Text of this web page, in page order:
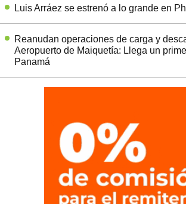
Luis Arráez se estrenó a lo grande en
Reanudan operaciones de carga y
Aeropuerto de Maiquetía: Llega un
Panamá